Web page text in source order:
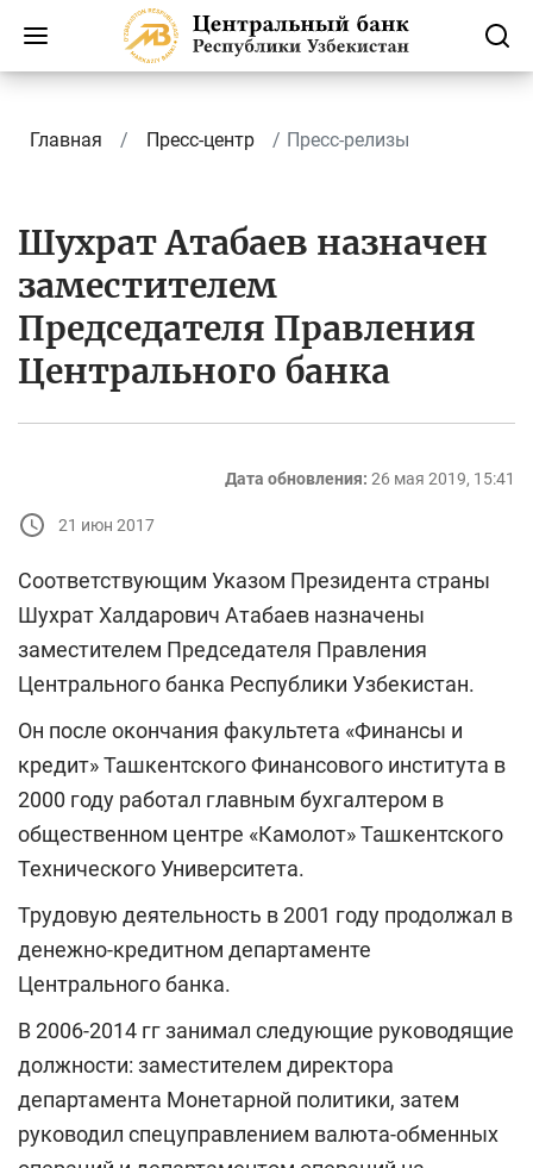
Главная Пресс-центр Пресс-релизы
Шухрат Атабаев назначен
заместителем
Председателя Правления
Центрального банка
Дата обновления: 26 мая 2019, 15:41
21 июн 2017
Соответствующим Указом Президента страны
Шухрат Халдарович Атабаев назначены
заместителем Председателя Правления
Центрального банка Республики Узбекистан.
Он после окончания факультета «Финансы и
кредит» Ташкентского Финансового института в
2000 году работал главным бухгалтером в
общественном центре «Камолот» Ташкентского
Технического Университета.
Трудовую деятельность в 2001 году продолжал в
денежно-кредитном департаменте
Центрального банка.
В 2006-2014 гг занимал следующие руководящие
должности: заместителем директора
департамента Монетарной политики, затем
руководил спецуправлением валюта-обменных